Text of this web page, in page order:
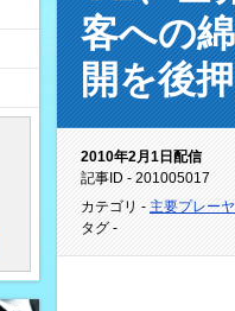
客への
開を後
2010年2月1日配信
記事ID - 201005017
カテゴリ - 主要プレー
タグ -